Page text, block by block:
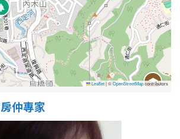
5 年以下
30-40 年
Leaflet|©OpenStreetMapcontributors
仲專家